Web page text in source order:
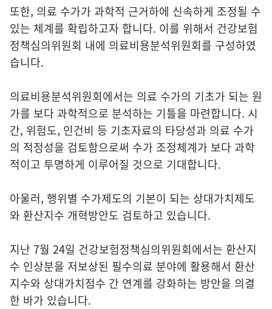
또한, 의료 수가가 과학적 근거하에 신속하게 조정될 수
있는 체계를 확립하고자 합니다. 이를 위해서 건강보험
정책심의위원회 내에 의료비용분석위원회를 구성하였
습니다.
의료비용분석위원회에서는 의료 수가의 기초가 되는 원
가를 보다 과학적으로 분석하는 기틀을 마련합니다. 시
간, 위험도, 인건비 등 기초자료의 타당성과 의료 수가
의 적정성을 검토함으로써 수가 조정체계가 보다 과학
적이고 투명하게 이루어질 것으로 기대합니다.
아울러, 행위별 수가제도의 기본이 되는 상대가치제도
와 환산지수 개혁방안도 검토하고 있습니다.
지난 7월 24일 건강보험정책심의위원회에서는 환산지
수 인상분을 저보상된 필수의료 분야에 활용해서 환산
지수와 상대가치점수 간 연계를 강화하는 방안을 의결
한 바가 있습니다.